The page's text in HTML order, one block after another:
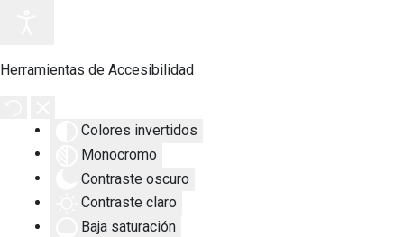
Herramientas de Accesibilidad
Colores invertidos
Monocromo
Contraste oscuro
Contraste claro
Baja saturación